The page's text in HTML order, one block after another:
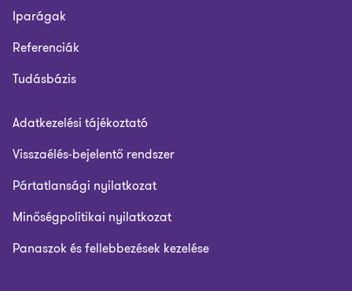
Iparágak
Referenciák
Tudásbázis
Adatkezelési tájékoztató
Visszaélés-bejelentő rendszer
Pártatlansági nyilatkozat
Minőségpolitikai nyilatkozat
Panaszok és fellebbezések kezelése